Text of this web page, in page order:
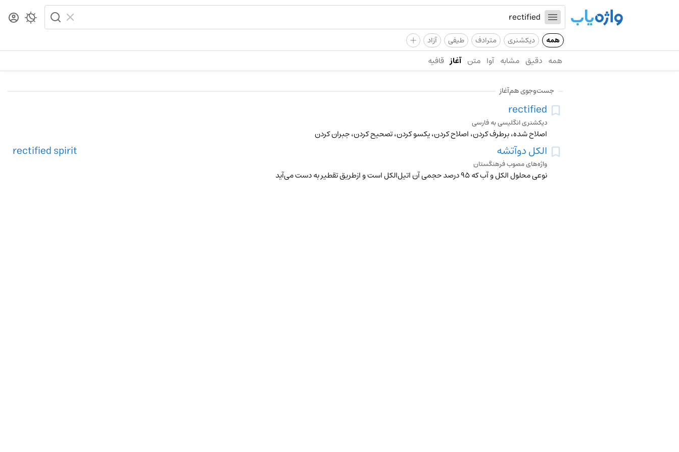
همه دیکشنری مترادف طیفی آزاد +
همه دقیق مشابه آوا متن آغاز قافیه
جست‌وجوی هم‌آغاز
rectified
دیکشنری انگلیسی به فارسی
اصلاح شده، برطرف کردن، اصلاح کردن، یکسو کردن، تصحیح کردن، جبران کردن
الکل دوآتشه rectified spirit
واژه‌های مصوب فرهنگستان
نوعی محلول الکل و آب که 95 درصد حجمی آن اتیل‌الکل است و ازطریق تقطیر به‌ دست می‌آید